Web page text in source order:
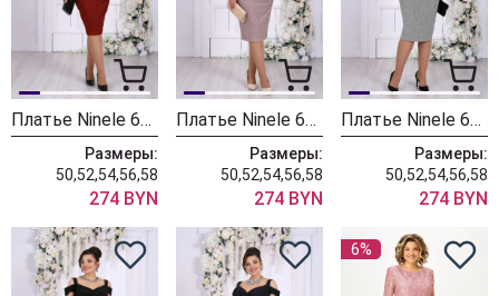
Платье Ninele 6103 красный
Размеры:
50,52,54,56,58
274 BYN
Платье Ninele 6103 пудра
Размеры:
50,52,54,56,58
274 BYN
Платье Ninele 6103 серебро
Размеры:
50,52,54,56,58
274 BYN
6%